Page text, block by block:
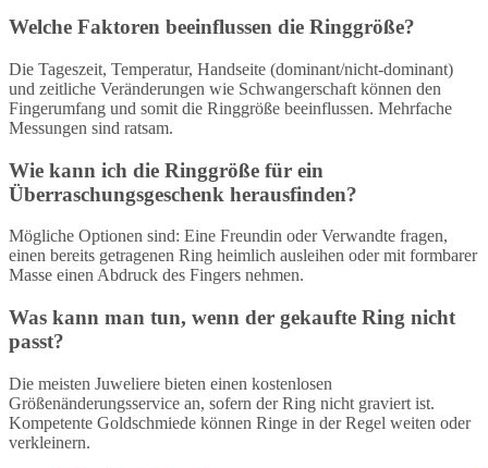
Welche Faktoren beeinflussen die Ringgröße?
Die Tageszeit, Temperatur, Handseite (dominant/nicht-dominant)
und zeitliche Veränderungen wie Schwangerschaft können den
Fingerumfang und somit die Ringgröße beeinflussen. Mehrfache
Messungen sind ratsam.
Wie kann ich die Ringgröße für ein
Überraschungsgeschenk herausfinden?
Mögliche Optionen sind: Eine Freundin oder Verwandte fragen,
einen bereits getragenen Ring heimlich ausleihen oder mit formbarer
Masse einen Abdruck des Fingers nehmen.
Was kann man tun, wenn der gekaufte Ring nicht
passt?
Die meisten Juweliere bieten einen kostenlosen
Größenänderungsservice an, sofern der Ring nicht graviert ist.
Kompetente Goldschmiede können Ringe in der Regel weiten oder
verkleinern.